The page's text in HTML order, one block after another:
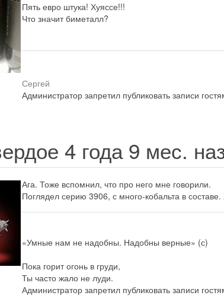
Пять евро штука! Хуяссе!!!
Что значит биметалл?
Сергей
Администратор запретил публиковать записи
4 года 9 мес.
Ага. Тоже вспомнил, что про него мне говорили.
Поглядел серию 3906, с много-кобальта в составе.
«Умные нам не надобны. Надобны верные» (с)
Пока горит огонь в груди,
Ты часто жало не луди.
Администратор запретил публиковать записи